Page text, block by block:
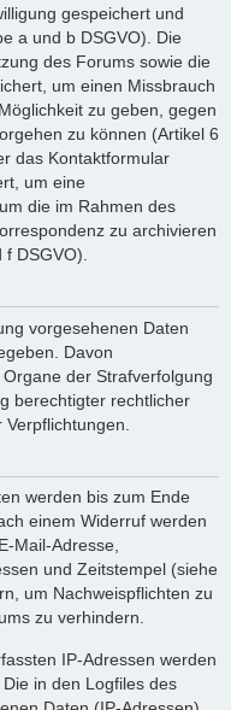
gespeichert und
a und b DSGVO). Die
des Forums sowie die
um einen Missbrauch
zu geben, gegen
zu können (Artikel 6
das Kontaktformular
um eine
die im Rahmen des
zu archivieren
DSGVO).
vorgesehenen Daten
Davon
der Strafverfolgung
berechtigter rechtlicher
werden bis zum Ende
einem Widerruf werden
Mail-Adresse,
und Zeitstempel (siehe
um Nachweispflichten zu
zu verhindern.
IP-Adressen werden
in den Logfiles des